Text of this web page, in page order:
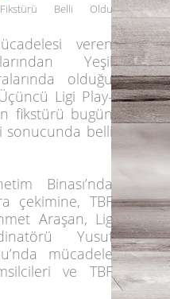
Belli Oldu
veren
Yeşil
olduğu
Ligi Play-
fikstürü bugün
sonucunda belli
Binası’nda
çekimine, TBF
Araşan, Lig
Yusuf
mücadele
ve TBF